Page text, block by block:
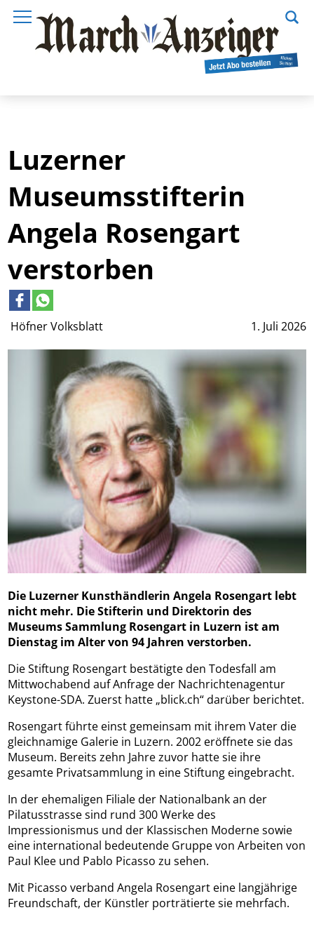
Höfner Volksblatt 1. Juli 2026
Luzerner
Museumsstifterin
Angela Rosengart
verstorben
Die Luzerner Kunsthändlerin Angela Rosengart lebt
nicht mehr. Die Stifterin und Direktorin des
Museums Sammlung Rosengart in Luzern ist am
Dienstag im Alter von 94 Jahren verstorben.
Die Stiftung Rosengart bestätigte den Todesfall am
Mittwochabend auf Anfrage der Nachrichtenagentur
Keystone-SDA. Zuerst hatte „blick.ch“ darüber berichtet.
Rosengart führte einst gemeinsam mit ihrem Vater die
gleichnamige Galerie in Luzern. 2002 eröffnete sie das
Museum. Bereits zehn Jahre zuvor hatte sie ihre
gesamte Privatsammlung in eine Stiftung eingebracht.
In der ehemaligen Filiale der Nationalbank an der
Pilatusstrasse sind rund 300 Werke des
Impressionismus und der Klassischen Moderne sowie
eine international bedeutende Gruppe von Arbeiten von
Paul Klee und Pablo Picasso zu sehen.
Mit Picasso verband Angela Rosengart eine langjährige
Freundschaft, der Künstler porträtierte sie mehrfach.